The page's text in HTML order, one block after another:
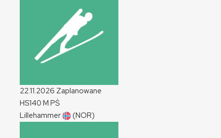
22.11.2026 Zaplanowane
HS140 M PŚ
Lillehammer
(NOR)